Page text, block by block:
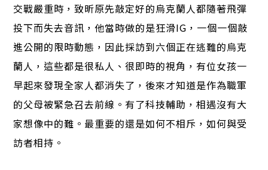
交戰嚴重時，致昕原先敲定好的烏克蘭人都隨著飛彈
投下而失去音訊，他當時做的是狂滑IG，一個一個敲
進公開的限時動態，因此採訪到六個正在逃難的烏克
蘭人，這些都是很私人、很即時的視角，有位女孩一
早起來發現全家人都消失了，後來才知道是作為職軍
的父母被緊急召去前線。有了科技輔助，相遇沒有大
家想像中的難。最重要的還是如何不相斥，如何與受
訪者相持。